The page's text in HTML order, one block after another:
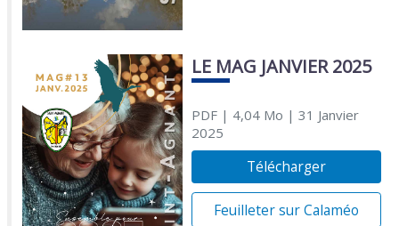
LE MAG JANVIER 2025
PDF| 4,04 Mo | 31 Janvier
2025
Télécharger
Feuilleter sur Calaméo